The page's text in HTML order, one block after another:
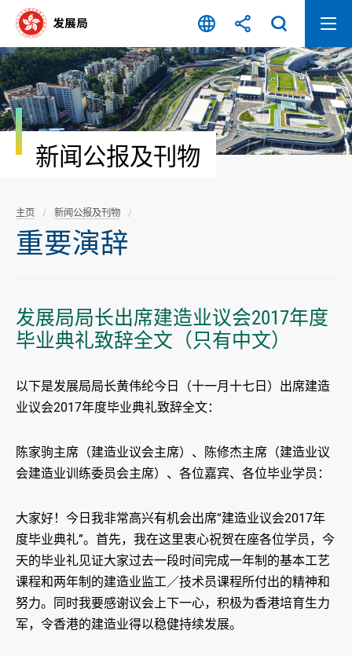
容
开
始
新闻公报及刊物
主页 新闻公报及刊物
重要演辞
发展局局长出席建造业议会2017年度
毕业典礼致辞全文（只有中文）
以下是发展局局长黄伟纶今日（十一月十七日）出席建造
业议会2017年度毕业典礼致辞全文：
陈家驹主席（建造业议会主席）、陈修杰主席（建造业议
会建造业训练委员会主席）、各位嘉宾、各位毕业学员：
大家好！今日我非常高兴有机会出席“建造业议会2017年
度毕业典礼”。首先，我在这里衷心祝贺在座各位学员，今
天的毕业礼见证大家过去一段时间完成一年制的基本工艺
课程和两年制的建造业监工／技术员课程所付出的精神和
努力。同时我要感谢议会上下一心，积极为香港培育生力
军，令香港的建造业得以稳健持续发展。